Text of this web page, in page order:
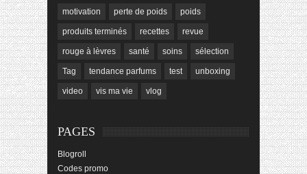
motivation perte de poids poids
produits terminés recettes revue
rouge à lèvres santé soins sélection
Tag tendance parfums test unboxing
video vis ma vie vlog
PAGES
Blogroll
Codes promo